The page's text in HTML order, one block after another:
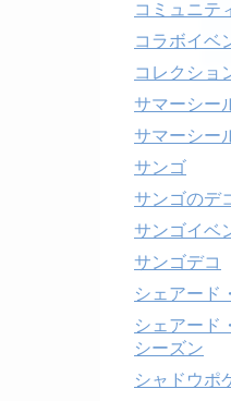
コミュニテ
コラボイベ
コレクショ
サマーシー
サマーシー
サンゴ
サンゴのデ
サンゴイベ
サンゴデコ
シェアード
シェアード
シーズン
シャドウポ